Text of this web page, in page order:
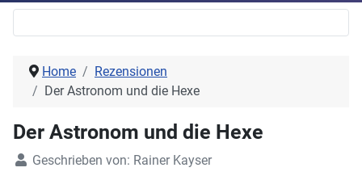
Home
Rezensionen
Der Astronom und die Hexe
Der Astronom und die Hexe
Geschrieben von: Rainer Kayser